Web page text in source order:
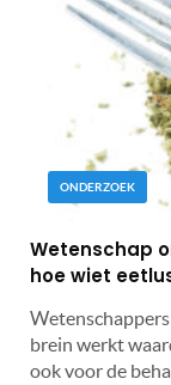
ONDERZOEK
Wetenschap
hoe wiet
brein werkt
ook voor de